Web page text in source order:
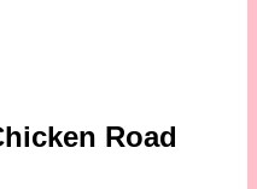
Road